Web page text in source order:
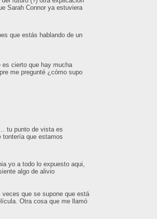
Sarah Connor ya estuviera
que estás hablando de un
cierto que hay mucha
me pregunté ¿cómo supo
tu punto de vista es
tontería que estamos
yo a todo lo expuesto aqui,
algo de alivio
que se supone que está
Otra cosa que me llamó